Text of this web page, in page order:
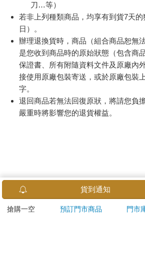
刀…等）
若非上列種類商品，均享有到貨7天
日）。
辦理退換貨時，商品（組合商品恕無
是您收到商品時的原始狀態（包含商
保證書、所有附隨資料文件及原廠內
接使用原廠包裝寄送，或於原廠包裝
字。
退回商品若無法回復原狀，將請您負
嚴重時將影響您的退貨權益。
貨到通知
搶購一空 預訂門市商品 門市